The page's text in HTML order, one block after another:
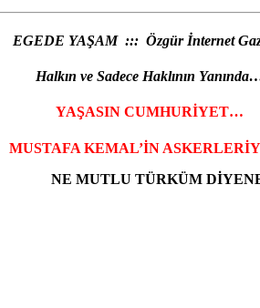
EGEDE YAŞAM ::: Özgür İnternet
Halkın ve Sadece Haklının
YAŞASIN CUMHURİYET…
MUSTAFA KEMAL’İN
NE MUTLU TÜRKÜM